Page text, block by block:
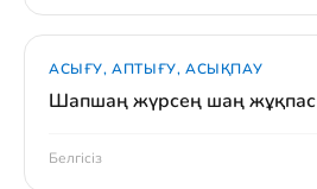
АСЫҒУ, АПТЫҒУ, АСЫҚПАУ
Шапшаң жүрсең шаң жұқпас
Белгісіз